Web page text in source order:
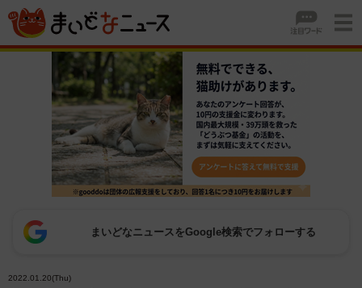
まいどなニュースをGoogle検索でフォローする
2022.01.20(Thu)